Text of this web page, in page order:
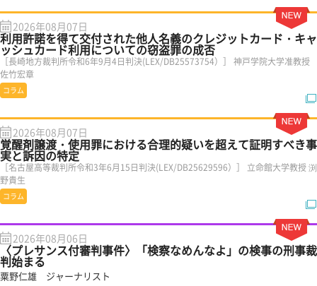
2026年08月07日
利用許諾を得て交付された他人名義のクレジットカード・キャ
ッシュカード利用についての窃盗罪の成否
［長崎地方裁判所令和6年9月4日判決(LEX/DB25573754）］ 神戸学院大学准教授
佐竹宏章
コラム
2026年08月07日
覚醒剤譲渡・使用罪における合理的疑いを超えて証明すべき事
実と訴因の特定
［名古屋高等裁判所令和3年6月15日判決(LEX/DB25629596）］ 立命館大学教授 渕
野貴生
コラム
2026年08月06日
〈プレサンス付審判事件〉「検察なめんなよ」の検事の刑事裁
判始まる
粟野仁雄 ジャーナリスト